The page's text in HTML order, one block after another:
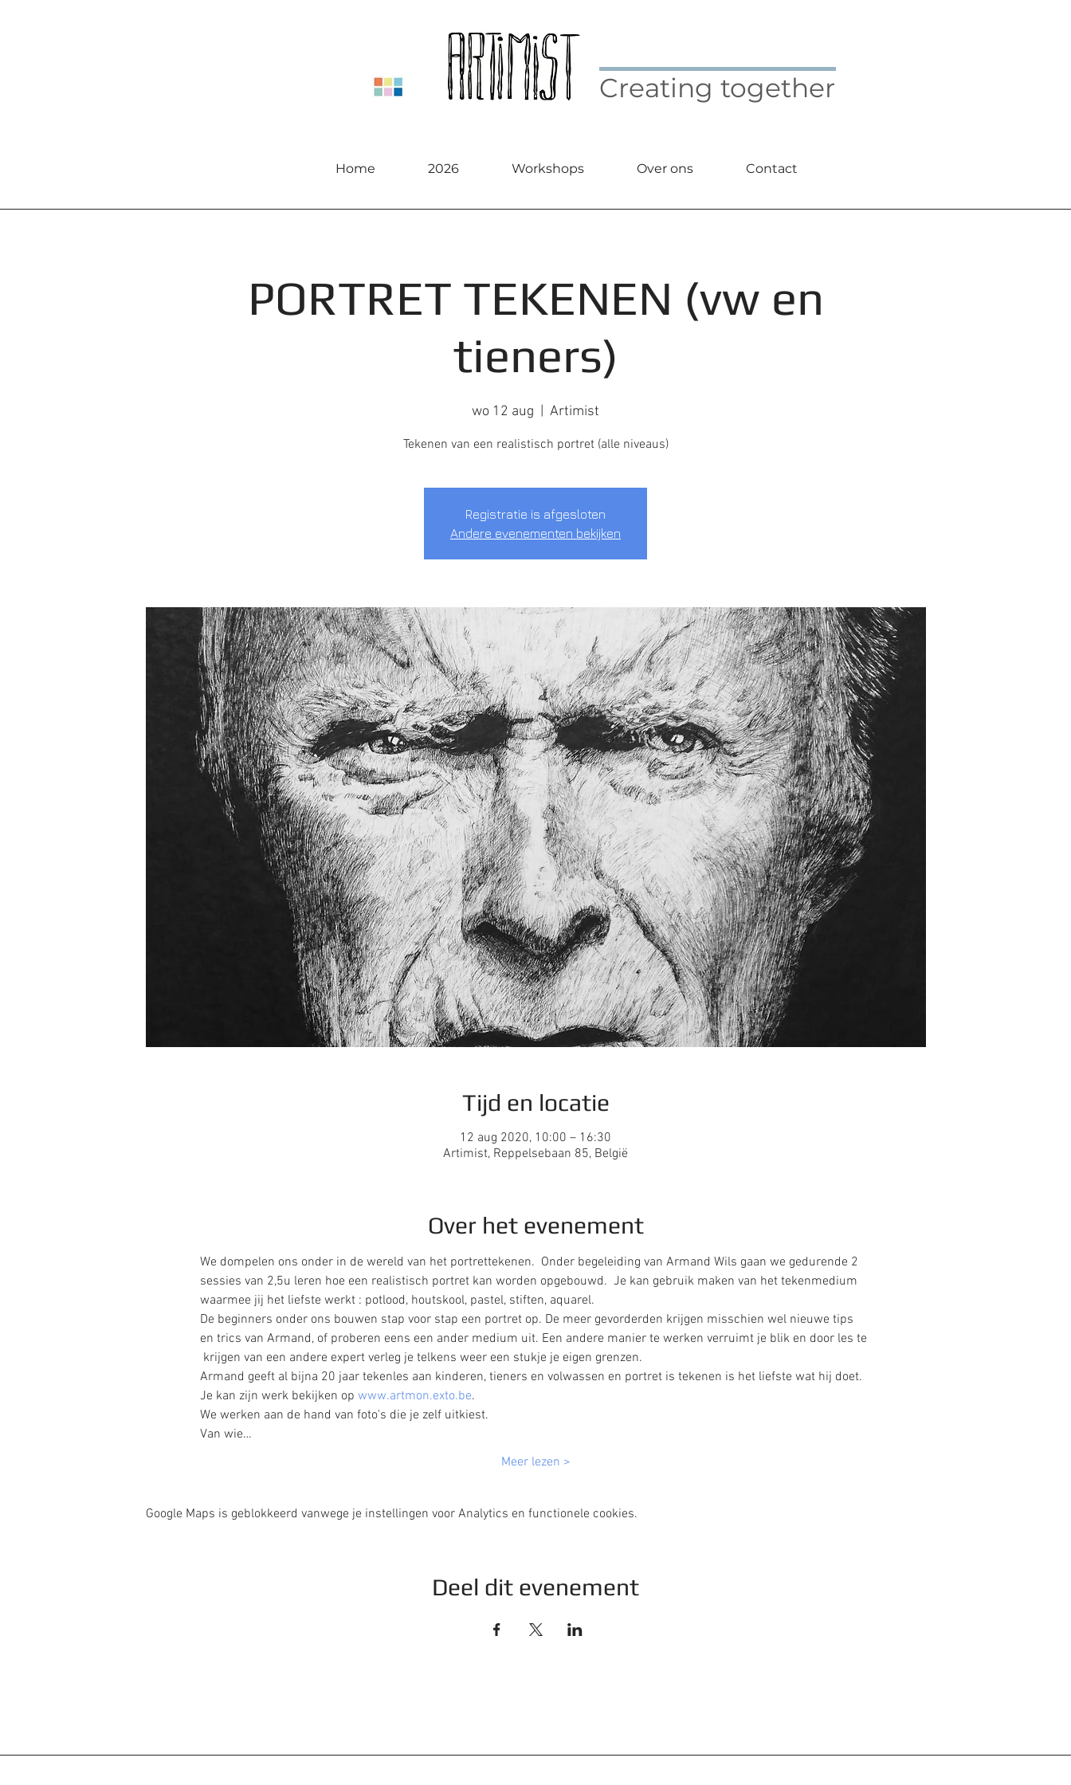
Creating together
Home 2026 Workshops Over ons Contact
PORTRET TEKENEN (vw en
tieners)
wo 12 aug Artimist
Tekenen van een realistisch portret (alle niveaus)
Registratie is afgesloten
Andere evenementen bekijken
Tijd en locatie
12 aug 2020, 10:00 – 16:30
Artimist, Reppelsebaan 85, België
Over het evenement
We dompelen ons onder in de wereld van het portrettekenen.  Onder begeleiding van Armand Wils gaan we gedurende 2
sessies van 2,5u leren hoe een realistisch portret kan worden opgebouwd.  Je kan gebruik maken van het tekenmedium
waarmee jij het liefste werkt : potlood, houtskool, pastel, stiften, aquarel.
De beginners onder ons bouwen stap voor stap een portret op. De meer gevorderden krijgen misschien wel nieuwe tips
en trics van Armand, of proberen eens een ander medium uit. Een andere manier te werken verruimt je blik en door les te
krijgen van een andere expert verleg je telkens weer een stukje je eigen grenzen.
Armand geeft al bijna 20 jaar tekenles aan kinderen, tieners en volwassen en portret is tekenen is het liefste wat hij doet.
Je kan zijn werk bekijken op www.artmon.exto.be.
We werken aan de hand van foto's die je zelf uitkiest.
Van wie…
Meer lezen >
Google Maps is geblokkeerd vanwege je instellingen voor Analytics en functionele cookies.
Deel dit evenement